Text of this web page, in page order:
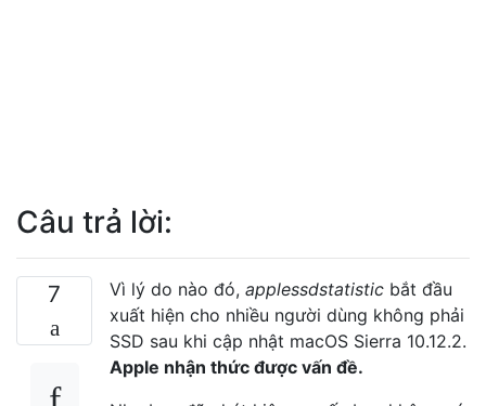
Câu trả lời:
7 Vì lý do nào đó, applessdstatistic bắt đầu
xuất hiện cho nhiều người dùng không phải
SSD sau khi cập nhật macOS Sierra 10.12.2.
Apple nhận thức được vấn đề.